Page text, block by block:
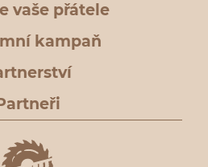
vaše přátele
kampaň